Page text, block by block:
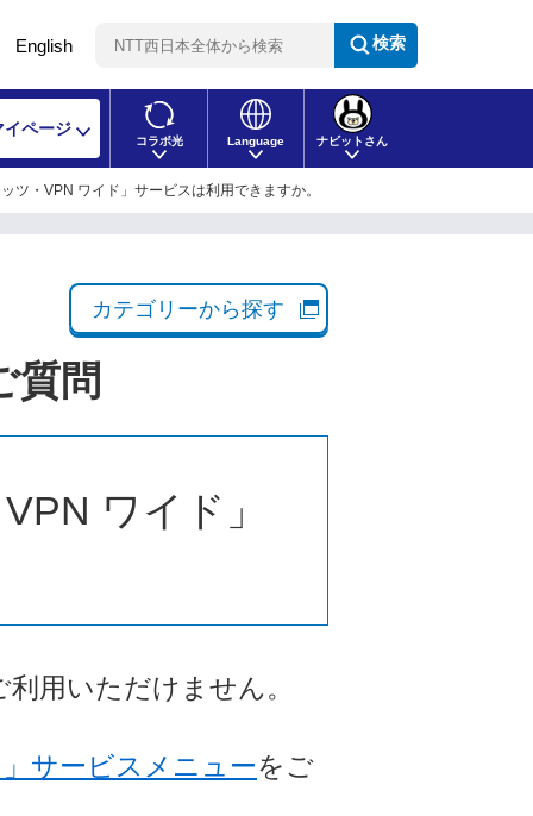
English 検索
イページ
コラボ光 Language ナビットさん
ツ・VPN ワイド」サービスは利用できますか。
カテゴリーから探す
質問
ワイド」
用いただけません。
サービスメニューをご